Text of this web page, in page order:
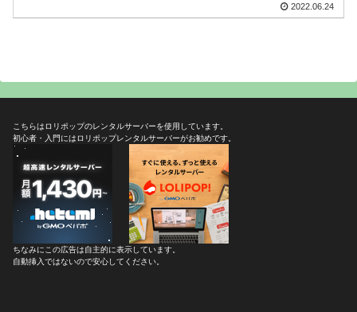
2022.06.24
こちらはロリポップのレンタルサーバーを使用しています。
初心者・入門にはロリポップレンタルサーバーがお勧めです。
ちなみにこの広告は自主的に表示しています。
自動挿入ではないので安心してください。